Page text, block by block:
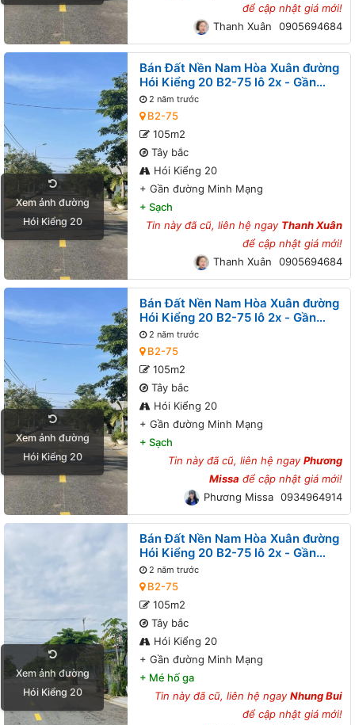
để cập nhật giá mới!
Thanh Xuân
0905694684
Xem ảnh đường
Hói Kiểng 20
Bán Đất Nền Nam Hòa Xuân đường
Hói Kiểng 20 B2-75 lô 2x - Gần
đường Minh Mạng
2 năm trước
B2-75
105m2
Tây bắc
Hói Kiểng 20
+ Gần đường Minh Mạng
+ Sạch
Tin này đã cũ, liên hệ ngay Thanh Xuân
để cập nhật giá mới!
Thanh Xuân
0905694684
Xem ảnh đường
Hói Kiểng 20
Bán Đất Nền Nam Hòa Xuân đường
Hói Kiểng 20 B2-75 lô 2x - Gần
đường Minh Mạng
2 năm trước
B2-75
105m2
Tây bắc
Hói Kiểng 20
+ Gần đường Minh Mạng
+ Sạch
Tin này đã cũ, liên hệ ngayPhương
Missa để cập nhật giá mới!
Phương Missa 0934964914
Xem ảnh đường
Hói Kiểng 20
Bán Đất Nền Nam Hòa Xuân đường
Hói Kiểng 20 B2-75 lô 2x - Gần
đường Minh Mạng
2 năm trước
B2-75
105m2
Tây bắc
Hói Kiểng 20
+ Gần đường Minh Mạng
+ Mé hố ga
Tin này đã cũ, liên hệ ngayNhung Bui
để cập nhật giá mới!